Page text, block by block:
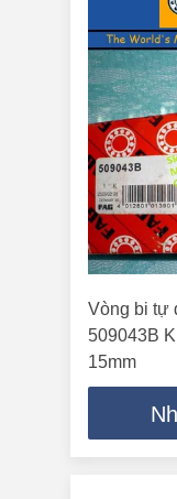
Vòng bi tự
509043B
15mm